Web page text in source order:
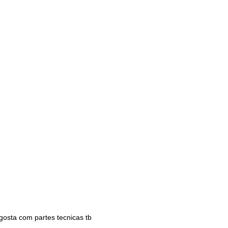
com partes tecnicas tb